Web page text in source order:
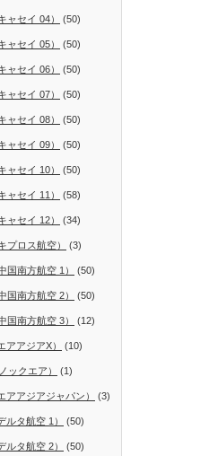
ャセイ 04） (50)
ャセイ 05） (50)
ャセイ 06） (50)
ャセイ 07） (50)
ャセイ 08） (50)
ャセイ 09） (50)
ャセイ 10） (50)
ャセイ 11） (58)
ャセイ 12） (34)
プロス航空） (3)
国南方航空 1） (50)
国南方航空 2） (50)
国南方航空 3） (12)
アアジアX） (10)
ックエア） (1)
アアジアジャパン） (3)
ルタ航空 1） (50)
ルタ航空 2） (50)